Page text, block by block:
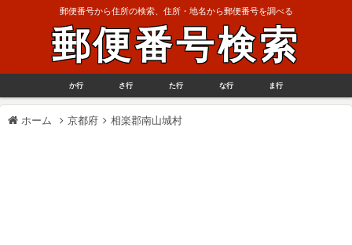
郵便番号から住所の検索、住所・地名から郵便番号を調べる
郵便番号検索
か行 さ行 た行 な行 ま行
ホーム 京都府 相楽郡南山城村